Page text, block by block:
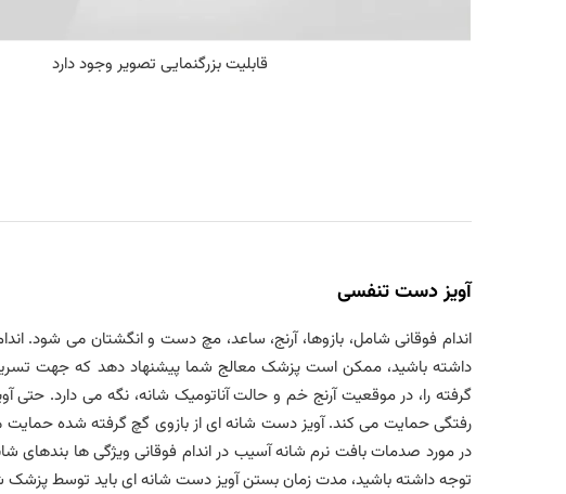
قابلیت بزرگنمایی تصویر وجود دارد
آویز دست تنفسی
اندام فوقانی شامل، بازوها، آرنج، ساعد، مچ دست و انگشتان می شود.
داشته باشید، ممکن است پزشک معالج شما پیشنهاد دهد که جهت تسریع
گرفته را، در موقعیت آرنج خم و حالت آناتومیک شانه، نگه می دارد. حتی
رفتگی حمایت می کند. آویز دست شانه ای از بازوی گچ گرفته شده
در مورد صدمات بافت نرم شانه آسیب در اندام فوقانی ویژگی ها بندهای
توجه داشته باشید، مدت زمان بستن آویز دست شانه ای باید توسط پزشک